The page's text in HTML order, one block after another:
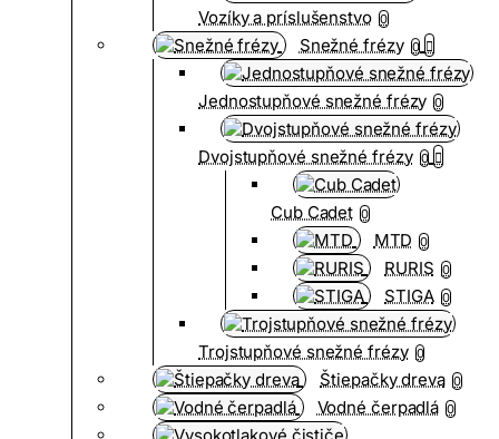
Vozíky a príslušenstvo 0
Snežné frézy 0
Jednostupňové snežné frézy 0
Dvojstupňové snežné frézy 0
Cub Cadet 0
MTD 0
RURIS 0
STIGA 0
Trojstupňové snežné frézy 0
Štiepačky dreva 0
Vodné čerpadlá 0